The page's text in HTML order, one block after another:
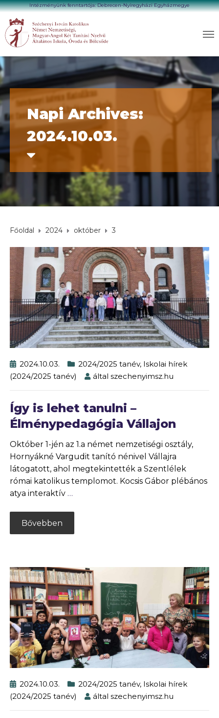
Intézményünk fenntartója: Debrecen-Nyíregyházi Egyházmegye
Napi Archives:
2024.10.03.
Főoldal 2024 október 3
2024.10.03. 2024/2025 tanév, Iskolai hírek
(2024/2025 tanév)
által szechenyimsz.hu
Így is lehet tanulni –
Élménypedagógia Vállajon
Október 1-jén az 1.a német nemzetiségi osztály,
Hornyákné Vargudit tanító nénivel Vállajra
látogatott, ahol megtekintették a Szentlélek
római katolikus templomot. Kocsis Gábor plébános
atya interaktív …
Bővebben
2024.10.03. 2024/2025 tanév, Iskolai hírek
(2024/2025 tanév)
által szechenyimsz.hu